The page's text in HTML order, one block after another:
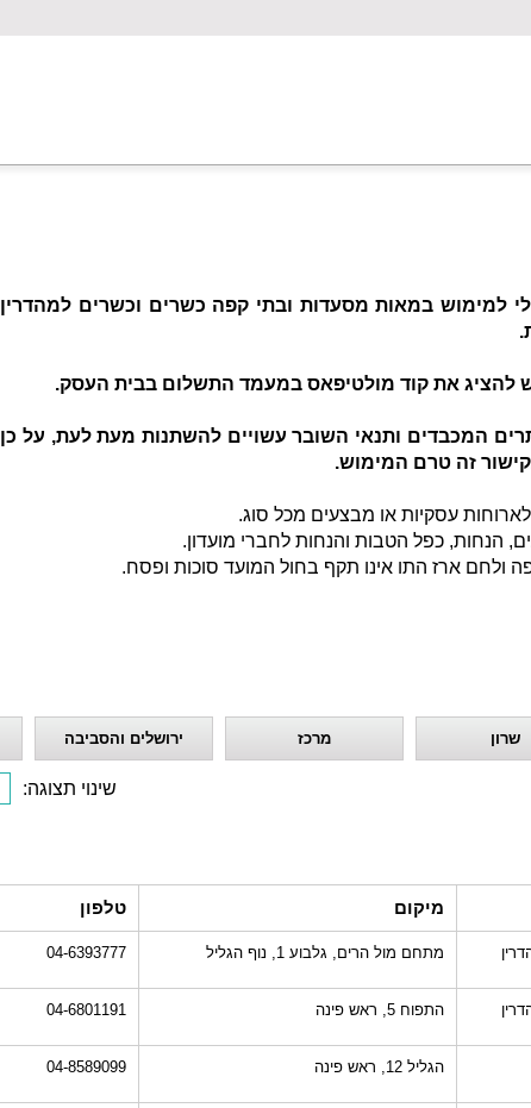
למימוש במאות מסעדות ובתי קפה כשרים וכשרים למהדרין
להציג את קוד מולטיפאס במעמד התשלום בבית העסק.
המכבדים ותנאי השובר עשויים להשתנות מעת לעת, על כן
זה טרם המימוש.
עסקיות או מבצעים מכל סוג.
הנחות, כפל הטבות והנחות לחברי מועדון.
ולחם ארז התו אינו תקף בחול המועד סוכות ופסח.
שרון מרכז ירושלים והסביבה
שינוי תצוגה:
מיקום טלפון
מתחם מול הרים, גלבוע 1, נוף הגליל 04-6393777
התפוח 5, ראש פינה 04-6801191
הגליל 12, ראש פינה 04-8589099